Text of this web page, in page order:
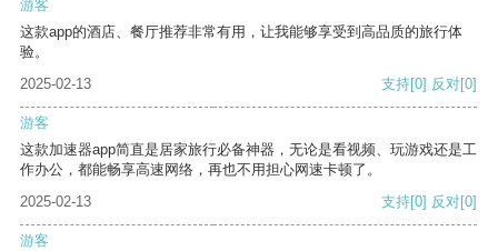
游客
这款app的酒店、餐厅推荐非常有用，让我能够享受到高品质的旅行体
验。
2025-02-13
支持[0] 反对[0]
游客
这款加速器app简直是居家旅行必备神器，无论是看视频、玩游戏还是工
作办公，都能畅享高速网络，再也不用担心网速卡顿了。
2025-02-13
支持[0] 反对[0]
游客